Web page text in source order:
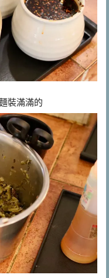
裝滿滿的